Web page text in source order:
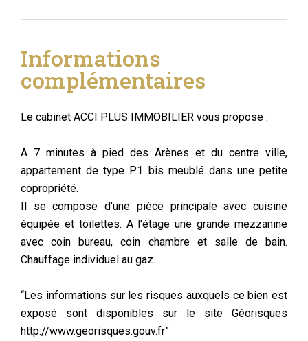
Informations
complémentaires
Le cabinet ACCI PLUS IMMOBILIER vous propose :
A 7 minutes à pied des Arènes et du centre ville,
appartement de type P1 bis meublé dans une petite
copropriété.
Il se compose d'une pièce principale avec cuisine
équipée et toilettes. A l'étage une grande mezzanine
avec coin bureau, coin chambre et salle de bain.
Chauffage individuel au gaz.
“Les informations sur les risques auxquels ce bien est
exposé sont disponibles sur le site Géorisques
http://www.georisques.gouv.fr”